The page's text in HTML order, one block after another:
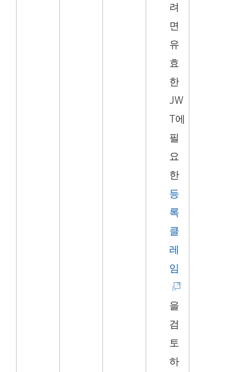
려
면
유
효
한
JW
T에
필
요
한
등
록
클
레
임
링
창
을
검
토
하